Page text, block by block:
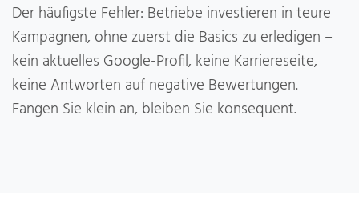
Der häufigste Fehler: Betriebe investieren in teure
Kampagnen, ohne zuerst die Basics zu erledigen –
kein aktuelles Google-Profil, keine Karriereseite,
keine Antworten auf negative Bewertungen.
Fangen Sie klein an, bleiben Sie konsequent.